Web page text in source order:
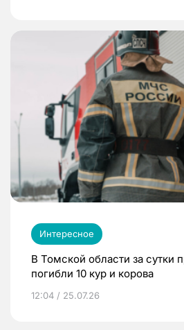
Интересное
В Томской области за сутки
погибли 10 кур и корова
12:04 / 25.07.26